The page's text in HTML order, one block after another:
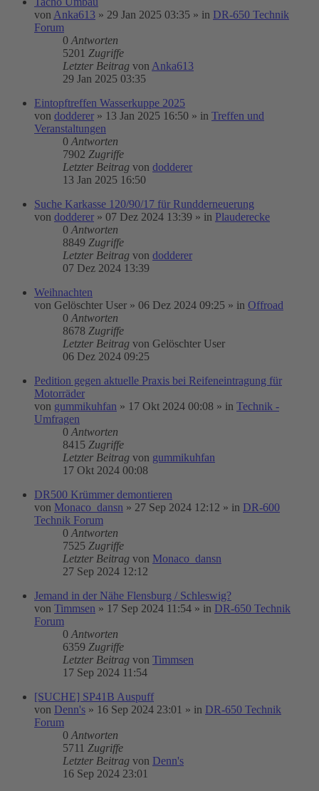
von Anka613 » 29 Jan 2025 03:35 » in DR-650 Technik
Forum
0 Antworten
5201 Zugriffe
Letzter Beitrag von Anka613
29 Jan 2025 03:35
Eintopftreffen Wasserkuppe 2025
von dodderer » 13 Jan 2025 16:50 » in Treffen und
Veranstaltungen
0 Antworten
7902 Zugriffe
Letzter Beitrag von dodderer
13 Jan 2025 16:50
Suche Karkasse 120/90/17 für Rundderneuerung
von dodderer » 07 Dez 2024 13:39 » in Plauderecke
0 Antworten
8849 Zugriffe
Letzter Beitrag von dodderer
07 Dez 2024 13:39
Weihnachten
von Gelöschter User » 06 Dez 2024 09:25 » in Offroad
0 Antworten
8678 Zugriffe
Letzter Beitrag von Gelöschter User
06 Dez 2024 09:25
Pedition gegen aktuelle Praxis bei Reifeneintragung für
Motorräder
von gummikuhfan » 17 Okt 2024 00:08 » in Technik -
Umfragen
0 Antworten
8415 Zugriffe
Letzter Beitrag von gummikuhfan
17 Okt 2024 00:08
DR500 Krümmer demontieren
von Monaco_dansn » 27 Sep 2024 12:12 » in DR-600
Technik Forum
0 Antworten
7525 Zugriffe
Letzter Beitrag von Monaco_dansn
27 Sep 2024 12:12
Jemand in der Nähe Flensburg / Schleswig?
von Timmsen » 17 Sep 2024 11:54 » in DR-650 Technik
Forum
0 Antworten
6359 Zugriffe
Letzter Beitrag von Timmsen
17 Sep 2024 11:54
[SUCHE] SP41B Auspuff
von Denn's » 16 Sep 2024 23:01 » in DR-650 Technik
Forum
0 Antworten
5711 Zugriffe
Letzter Beitrag von Denn's
16 Sep 2024 23:01